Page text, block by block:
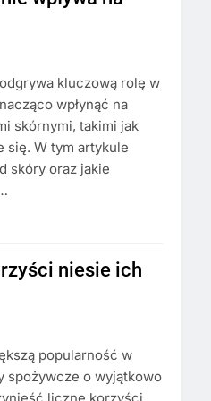
kluczową rolę w
wpłynąć na
skórnymi, takimi jak
się. W tym artykule
skóry oraz jakie
niesie ich
popularność w
spożywcze o wyjątkowo